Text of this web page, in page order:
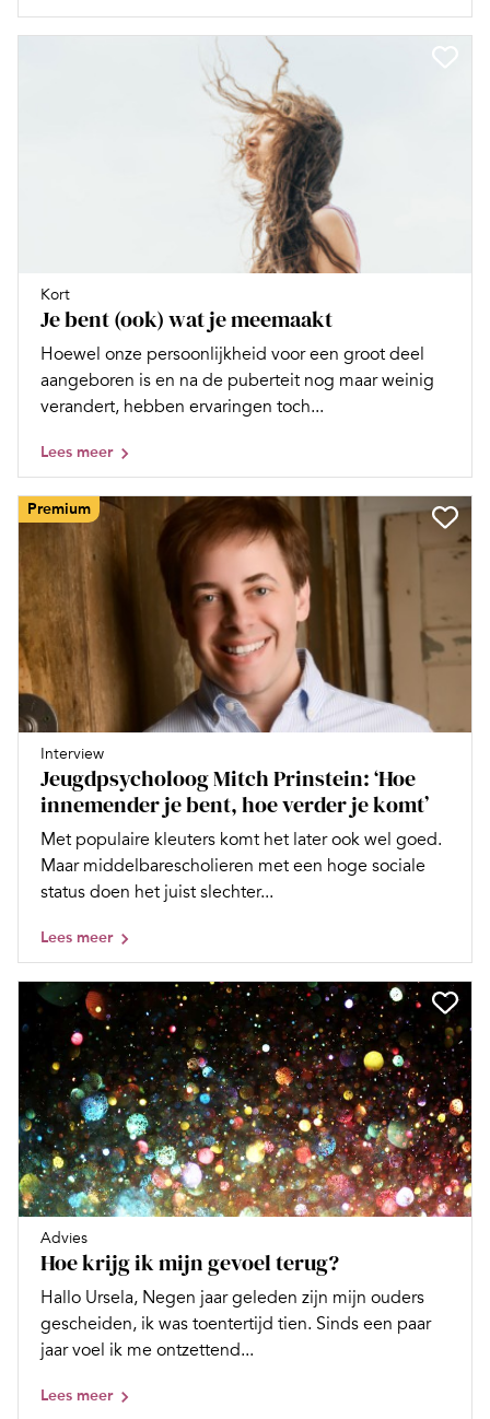
Kort
Je bent (ook) wat je meemaakt
Hoewel onze persoonlijkheid voor een groot deel
aangeboren is en na de puberteit nog maar weinig
verandert, hebben ervaringen toch...
Lees meer
Premium
Interview
Jeugdpsycholoog Mitch Prinstein: ‘Hoe
innemender je bent, hoe verder je komt’
Met populaire kleuters komt het later ook wel goed.
Maar middelbarescholieren met een hoge sociale
status doen het juist slechter...
Lees meer
Advies
Hoe krijg ik mijn gevoel terug?
Hallo Ursela, Negen jaar geleden zijn mijn ouders
gescheiden, ik was toentertijd tien. Sinds een paar
jaar voel ik me ontzettend...
Lees meer